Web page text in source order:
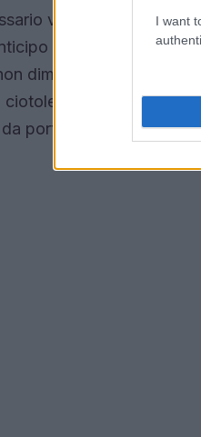
I want
verificare le norme
in strutture che
dimenticare di
ciotole, guinzaglio e, se
portare?